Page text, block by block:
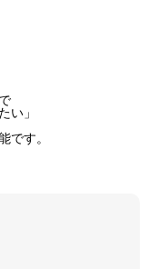
い」
です。